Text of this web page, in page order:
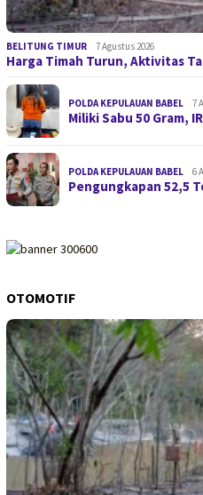
BELITUNG TIMUR 7 Agustus 2026
Harga Timah Turun, Aktivitas
POLDA KEPULAUAN BABEL 7
Miliki Sabu 50 Gram,
POLDA KEPULAUAN BABEL 6
Pengungkapan 52,5
OTOMOTIF